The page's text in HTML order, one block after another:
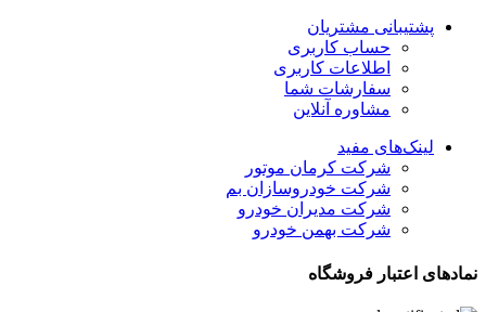
پشتیبانی مشتریان
حساب کاربری
اطلاعات کاربری
سفارشات شما
مشاوره آنلاین
لینک‌های مفید
شرکت کرمان موتور
شرکت خودروسازان بم
شرکت مدیران خودرو
شرکت بهمن خودرو
نمادهای اعتبار فروشگاه